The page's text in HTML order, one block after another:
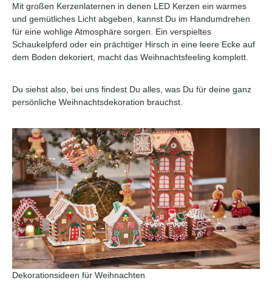
Mit großen Kerzenlaternen in denen LED Kerzen ein warmes
und gemütliches Licht abgeben, kannst Du im Handumdrehen
für eine wohlige Atmosphäre sorgen. Ein verspieltes
Schaukelpferd oder ein prächtiger Hirsch in eine leere Ecke auf
dem Boden dekoriert, macht das Weihnachtsfeeling komplett.
Du siehst also, bei uns findest Du alles, was Du für deine ganz
persönliche Weihnachtsdekoration brauchst.
Dekorationsideen für Weihnachten